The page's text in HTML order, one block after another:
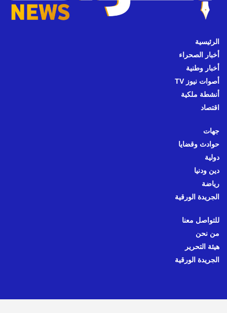
الرئيسية
أخبار الصحراء
أخبار وطنية
أصوات نيوز TV
أنشطة ملكية
اقتصاد
جهات
حوادث وقضايا
دولية
دين ودنيا
رياضة
الجريدة الورقية
للتواصل معنا
من نحن
هيئة التحرير
الجريدة الورقية